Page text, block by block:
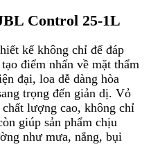
Control 25-1L
kế không chỉ để đáp
điểm nhấn về mặt thẩm
đại, loa dễ dàng hòa
trọng đến giản dị. Vỏ
lượng cao, không chỉ
giúp sản phẩm chịu
như mưa, nắng, bụi